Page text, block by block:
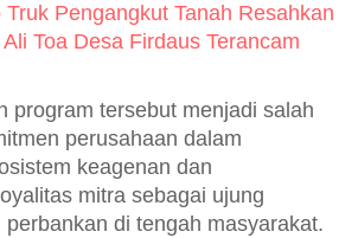
Truk Pengangkut Tanah Resahkan
Toa Desa Firdaus Terancam
program tersebut menjadi salah
perusahaan dalam
keagenan dan
mitra sebagai ujung
di tengah masyarakat.